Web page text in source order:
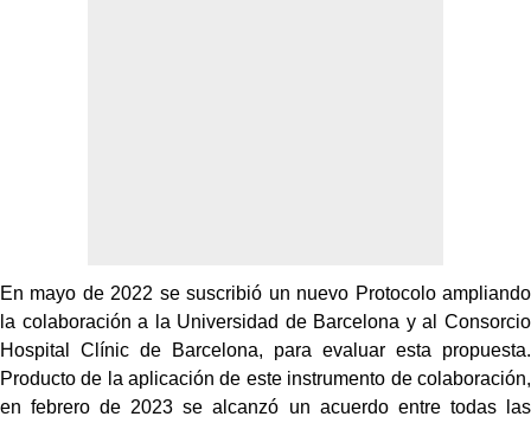
En mayo de 2022 se suscribió un nuevo Protocolo ampliando
la colaboración a la Universidad de Barcelona y al Consorcio
Hospital Clínic de Barcelona, para evaluar esta propuesta.
Producto de la aplicación de este instrumento de colaboración,
en febrero de 2023 se alcanzó un acuerdo entre todas las